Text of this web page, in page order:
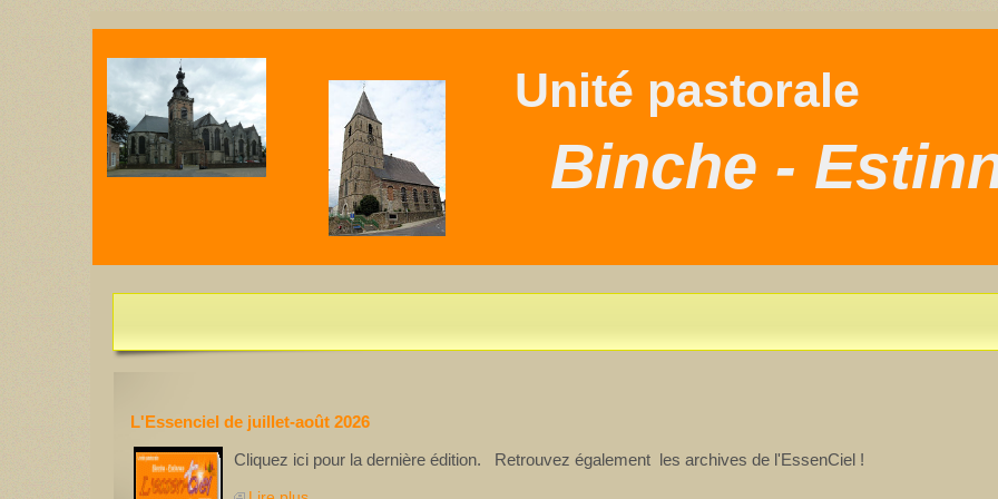
Unité pastorale
Binche -
L'Essentiel de juillet-août 2026 est disponible
L'Essenciel de juillet-août 2026
Cliquez ici pour la dernière édition. Retrouvez également les archives de l'EssenCiel !